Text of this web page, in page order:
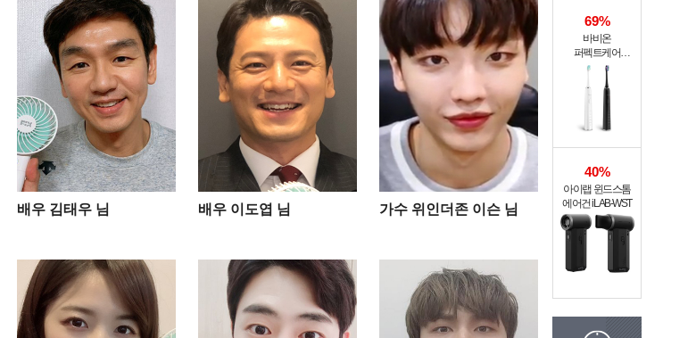
배우 김태우 님 배우 이도엽 님 가수 위인더존 이슨 님
69%
바비온
퍼펙트케어
퓨어슬림
음파전동칫솔
40%
아이랩 윈드스톰
에어건 iLAB-WST